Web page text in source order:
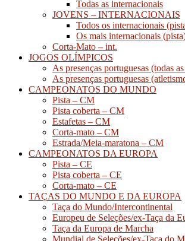
Todas as internacionais
JOVENS – INTERNACIONAIS
Todos os internacionais
Os mais internacionais
Corta-Mato – int.
JOGOS OLÍMPICOS
As presenças portuguesas (todas
As presenças portuguesas
CAMPEONATOS DO MUNDO
Pista – CM
Pista coberta – CM
Estafetas – CM
Corta-mato – CM
Estrada/Meia-maratona – CM
CAMPEONATOS DA EUROPA
Pista – CE
Pista coberta – CE
Corta-mato – CE
TAÇAS DO MUNDO E DA EUROPA
Taça do Mundo/Intercontinental
Europeu de Seleções/ex-Taça da
Taça da Europa de Marcha
Mundial de Seleções/ex-Taça do